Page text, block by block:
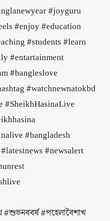
#joyguru
#enjoy #education
#students #learn
#entartainment
#bangleslove
#watchnewnatokbd
#SheikhHasinaLive
#bangladesh
#newsalert
#শুভনববর্ষ #পহেলাবৈশাখ